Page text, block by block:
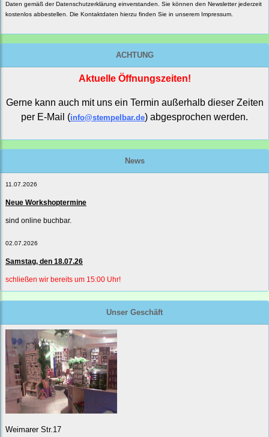
Daten gemäß der Datenschutzerklärung einverstanden. Sie können den Newsletter jederzeit
kostenlos abbestellen. Die Kontaktdaten hierzu finden Sie in unserem Impressum.
ACHTUNG
Aktuelle Öffnungszeiten!
Gerne kann auch mit uns ein Termin außerhalb dieser Zeiten
per E-Mail (info@stempelbar.de) abgesprochen werden.
News
11.07.2026
Neue Workshoptermine
sind online buchbar.
02.07.2026
Samstag, den 18.07.26
schließen wir bereits um 15:00 Uhr!
Unser Geschäft
Weimarer Str.17